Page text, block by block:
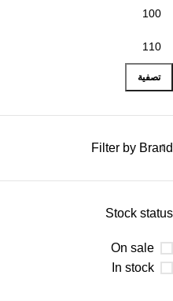
تصفية
Filter by Brand
Stock status
On sale
In stock